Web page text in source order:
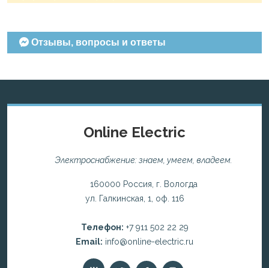
Отзывы, вопросы и ответы
Online Electric
Электроснабжение: знаем, умеем, владеем.
160000 Россия, г. Вологда
ул. Галкинская, 1, оф. 116
Телефон: +7 911 502 22 29
Email: info@online-electric.ru